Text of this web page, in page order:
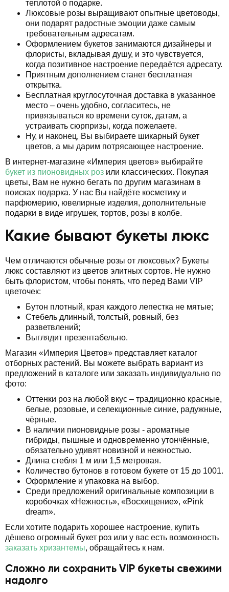
теплотой о подарке.
Люксовые розы выращивают опытные цветоводы,
они подарят радостные эмоции даже самым
требовательным адресатам.
Оформлением букетов занимаются дизайнеры и
флористы, вкладывая душу, и это чувствуется,
когда позитивное настроение передаётся адресату.
Приятным дополнением станет бесплатная
открытка.
Бесплатная круглосуточная доставка в указанное
место – очень удобно, согласитесь, не
привязываться ко времени суток, датам, а
устраивать сюрпризы, когда пожелаете.
Ну, и наконец, Вы выбираете шикарный букет
цветов, а мы дарим потрясающее настроение.
В интернет-магазине «Империя цветов» выбирайте
букет из пионовидных роз или классических. Покупая
цветы, Вам не нужно бегать по другим магазинам в
поисках подарка. У нас Вы найдёте косметику и
парфюмерию, ювелирные изделия, дополнительные
подарки в виде игрушек, тортов, розы в колбе.
Какие бывают букеты люкс
Чем отличаются обычные розы от люксовых? Букеты
люкс составляют из цветов элитных сортов. Не нужно
быть флористом, чтобы понять, что перед Вами VIP
цветочек:
Бутон плотный, края каждого лепестка не мятые;
Стебель длинный, толстый, ровный, без
разветвлений;
Выглядит презентабельно.
Магазин «Империя Цветов» представляет каталог
отборных растений. Вы можете выбрать вариант из
предложений в каталоге или заказать индивидуально по
фото:
Оттенки роз на любой вкус – традиционно красные,
белые, розовые, и селекционные синие, радужные,
чёрные.
В наличии пионовидные розы - ароматные
гибриды, пышные и одновременно утончённые,
обязательно удивят новизной и нежностью.
Длина стебля 1 м или 1,5 метровая.
Количество бутонов в готовом букете от 15 до 1001.
Оформление и упаковка на выбор.
Среди предложений оригинальные композиции в
коробочках «Нежность», «Восхищение», «Pink
dream».
Если хотите подарить хорошее настроение, купить
дёшево огромный букет роз или у вас есть возможность
заказать хризантемы, обращайтесь к нам.
Сложно ли сохранить VIP букеты свежими
надолго